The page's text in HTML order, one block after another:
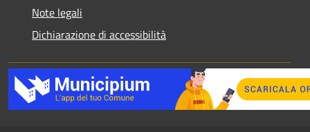
Note legali
Dichiarazione di accessibilità